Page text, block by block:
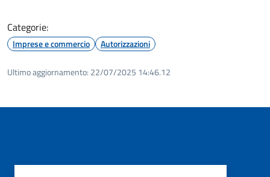
Categorie:
Imprese e commercio Autorizzazioni
Ultimo aggiornamento: 22/07/2025 14:46.12